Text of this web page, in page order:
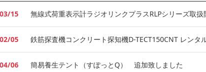
15 無線式荷重表示計ラジオリンクプラスRLPシリーズ取扱
05 鉄筋探査機コンクリート探知機D-TECT150CNT レンタ
06 簡易養生テント（すぽっとQ） 追加致しました